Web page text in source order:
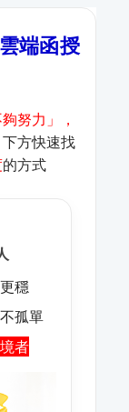
端函授
努力」，
下方快速找
的方式
穩
孤單
者